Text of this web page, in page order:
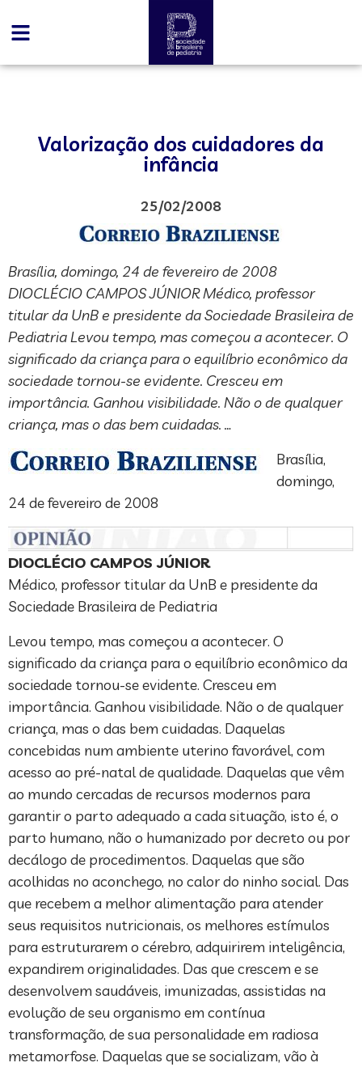
Valorização dos cuidadores da
infância
25/02/2008
Brasília, domingo, 24 de fevereiro de 2008
DIOCLÉCIO CAMPOS JÚNIOR Médico, professor
titular da UnB e presidente da Sociedade Brasileira de
Pediatria Levou tempo, mas começou a acontecer. O
significado da criança para o equilíbrio econômico da
sociedade tornou-se evidente. Cresceu em
importância. Ganhou visibilidade. Não o de qualquer
criança, mas o das bem cuidadas. …
Brasília,
domingo,
24 de fevereiro de 2008
DIOCLÉCIO CAMPOS JÚNIOR
Médico, professor titular da UnB e presidente da
Sociedade Brasileira de Pediatria
Levou tempo, mas começou a acontecer. O
significado da criança para o equilíbrio econômico da
sociedade tornou-se evidente. Cresceu em
importância. Ganhou visibilidade. Não o de qualquer
criança, mas o das bem cuidadas. Daquelas
concebidas num ambiente uterino favorável, com
acesso ao pré-natal de qualidade. Daquelas que vêm
ao mundo cercadas de recursos modernos para
garantir o parto adequado a cada situação, isto é, o
parto humano, não o humanizado por decreto ou por
decálogo de procedimentos. Daquelas que são
acolhidas no aconchego, no calor do ninho social. Das
que recebem a melhor alimentação para atender
seus requisitos nutricionais, os melhores estímulos
para estruturarem o cérebro, adquirirem inteligência,
expandirem originalidades. Das que crescem e se
desenvolvem saudáveis, imunizadas, assistidas na
evolução de seu organismo em contínua
transformação, de sua personalidade em radiosa
metamorfose. Daquelas que se socializam, vão à